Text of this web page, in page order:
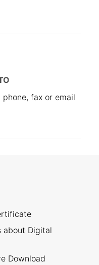
fax or email
about Digital
Download